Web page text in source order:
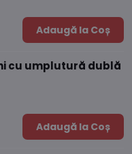
Adaugă la Coș
cu umplutură dublă
Adaugă la Coș